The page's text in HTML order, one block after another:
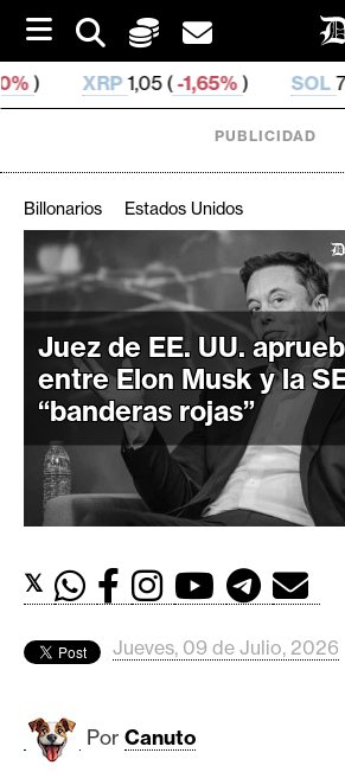
i
p
t
o
(-1,65% ) SOL73,98 (-0,02%)
C
r
p
t
o
M
r
c
d
s
B
PUBLICIDAD
Billonarios Estados Unidos
Juez de EE. UU.
entre Elon Musk y la
“banderas rojas”
𝕏
Jueves, 09 de Julio, 2026
Por Canuto